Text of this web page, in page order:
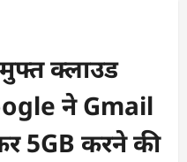
क्लाउड
ने Gmail
5GB करने की